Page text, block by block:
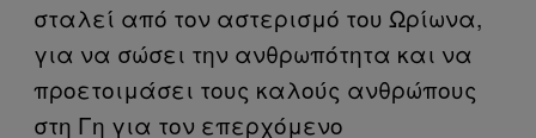
σταλεί από τον αστερισμό του Ωρίωνα,
για να σώσει την ανθρωπότητα και να
προετοιμάσει τους καλούς ανθρώπους
στη Γη για τον επερχόμενο